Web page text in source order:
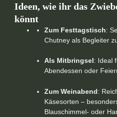
Ideen, wie ihr das
könnt
Zum Festtagstisch:
Chutney als Begleiter
Als Mitbringsel : Ideal
Abendessen oder
Zum Weinabend :
Käsesorten –
Blauschimmel- oder